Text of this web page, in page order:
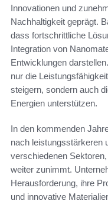
Innovationen und
Nachhaltigkeit geprägt.
dass fortschrittliche
Integration von
Entwicklungen
nur die
steigern, sondern auch
Energien unterstützen.
In den kommenden
nach leistungsstärkeren
verschiedenen
weiter zunimmt.
Herausforderung, ihre
und innovative